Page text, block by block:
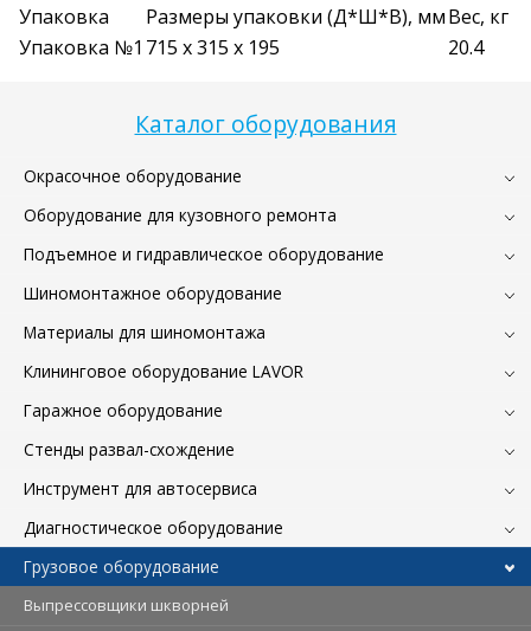
Каталог оборудования
Окрасочное оборудование
Оборудование для кузовного ремонта
Подъемное и гидравлическое оборудование
Шиномонтажное оборудование
Материалы для шиномонтажа
Клининговое оборудование LAVOR
Гаражное оборудование
Стенды развал-схождение
Инструмент для автосервиса
Диагностическое оборудование
Грузовое оборудование
Выпрессовщики шкворней
Упаковка
Размеры упаковки (Д*Ш*В), ммВес, кг
Упаковка №1 715 x 315 x 195 20.4